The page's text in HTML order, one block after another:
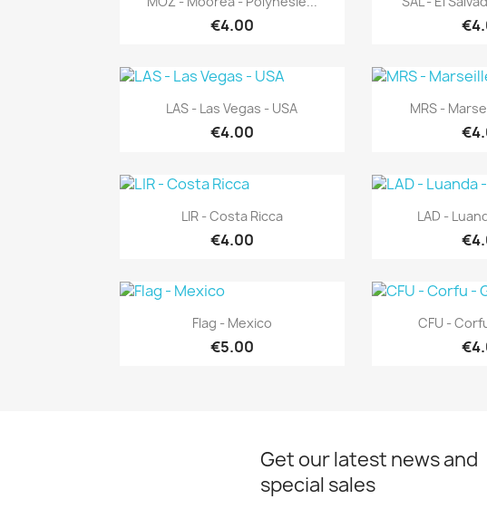
€4.00
 Quick view
LAS - Las Vegas - USA
€4.00

MRS -
 Quick view
LIR - Costa Ricca
€4.00

LAD -
Quick view
Flag - Mexico
€5.00

CFU -
Get our latest news and
special sales